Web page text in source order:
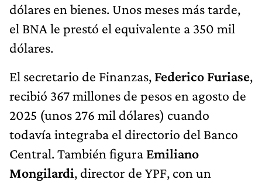
dólares en bienes. Unos meses más tarde,
el BNA le prestó el equivalente a 350 mil
dólares.
El secretario de Finanzas, Federico Furiase,
recibió 367 millones de pesos en agosto de
2025 (unos 276 mil dólares) cuando
todavía integraba el directorio del Banco
Central. También figura Emiliano
Mongilardi, director de YPF, con un